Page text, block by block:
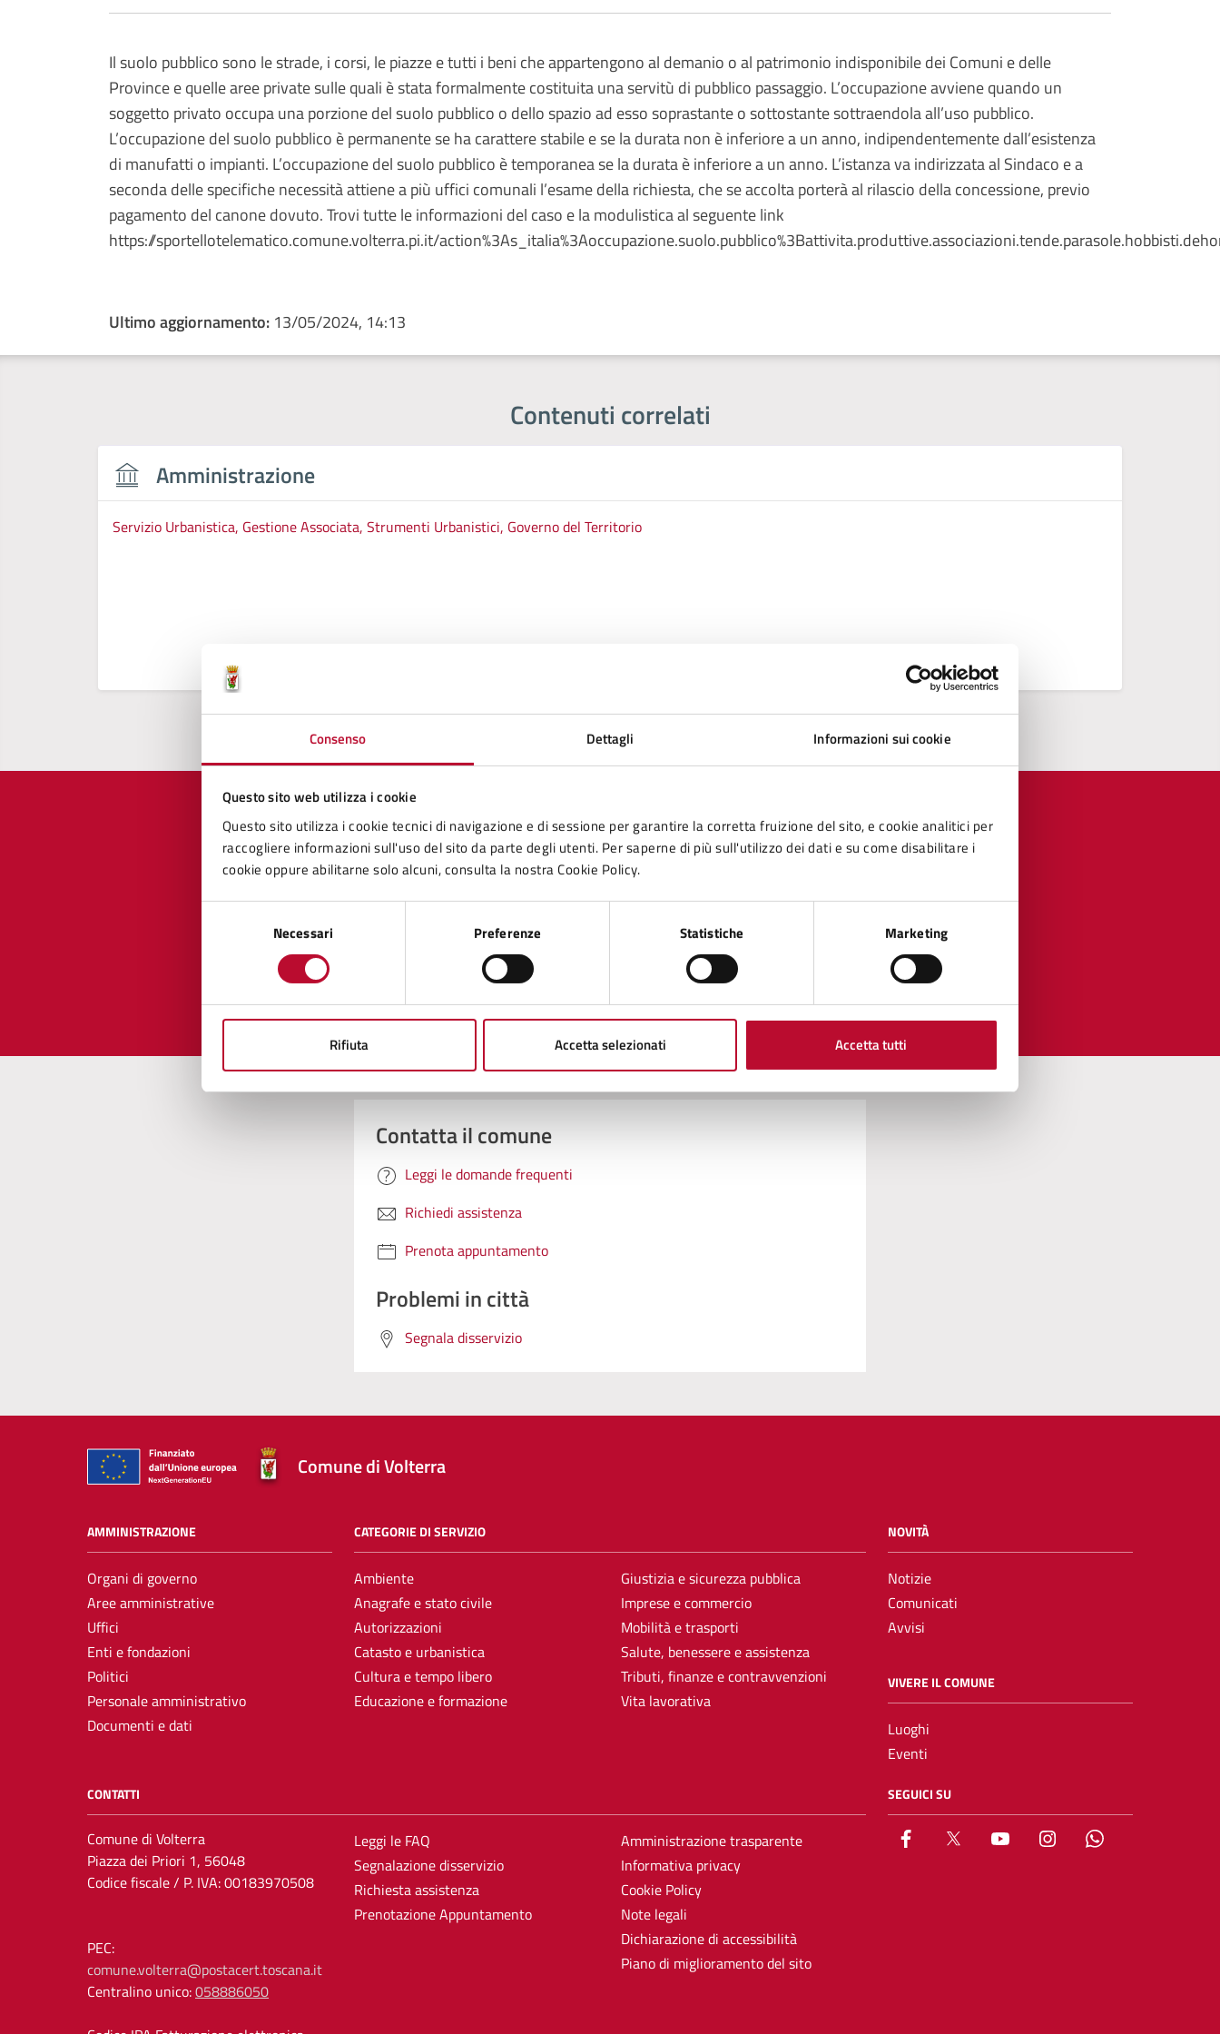
Consenso Dettagli Informazioni sui cookie
Questo sito web utilizza i cookie
Questo sito utilizza i cookie tecnici di navigazione e di sessione per garantire la corretta fruizione del sito, e cookie analitici per
raccogliere informazioni sull'uso del sito da parte degli utenti. Per saperne di più sull'utilizzo dei dati e su come disabilitare i
cookie oppure abilitarne solo alcuni, consulta la nostra Cookie Policy.
Necessari Preferenze Statistiche Marketing
Rifiuta Accetta selezionati Accetta tutti
Il suolo pubblico sono le strade, i corsi, le piazze e tutti i beni che appartengono al demanio o al patrimonio indisponibile dei Comuni e delle
Province e quelle aree private sulle quali è stata formalmente costituita una servitù di pubblico passaggio. L’occupazione avviene quando un
soggetto privato occupa una porzione del suolo pubblico o dello spazio ad esso soprastante o sottostante sottraendola all’uso pubblico.
L’occupazione del suolo pubblico è permanente se ha carattere stabile e se la durata non è inferiore a un anno, indipendentemente dall’esistenza
di manufatti o impianti. L’occupazione del suolo pubblico è temporanea se la durata è inferiore a un anno. L’istanza va indirizzata al Sindaco e a
seconda delle specifiche necessità attiene a più uffici comunali l’esame della richiesta, che se accolta porterà al rilascio della concessione, previo
pagamento del canone dovuto. Trovi tutte le informazioni del caso e la modulistica al seguente link
https://sportellotelematico.comune.volterra.pi.it/
Ultimo aggiornamento: 13/05/2024, 14:13
Contenuti correlati
Amministrazione
Servizio Urbanistica, Gestione Associata, Strumenti Urbanistici, Governo del Territorio
Quanto sono chiare le informazioni su questa
pagina?
Valuta 5 stelle su 5
Valuta 4 stelle su 5
Valuta 3 stelle su 5
Valuta 2 stelle su 5
Valuta 1 stelle su 5
Contatta il comune
Leggi le domande frequenti
Richiedi assistenza
Prenota appuntamento
Problemi in città
Segnala disservizio
Comune di Volterra
AMMINISTRAZIONE
Organi di governo
Aree amministrative
Uffici
Enti e fondazioni
Politici
Personale amministrativo
Documenti e dati
CATEGORIE DI SERVIZIO
Ambiente
Anagrafe e stato civile
Autorizzazioni
Catasto e urbanistica
Cultura e tempo libero
Educazione e formazione
Giustizia e sicurezza pubblica
Imprese e commercio
Mobilità e trasporti
Salute, benessere e assistenza
Tributi, finanze e contravvenzioni
Vita lavorativa
NOVITÀ
Notizie
Comunicati
Avvisi
VIVERE IL COMUNE
Luoghi
Eventi
CONTATTI
Comune di Volterra
Piazza dei Priori 1, 56048
Codice fiscale / P. IVA: 00183970508
PEC:
comune.volterra@postacert.toscana.it
Centralino unico:058886050
Leggi le FAQ
Segnalazione disservizio
Richiesta assistenza
Prenotazione Appuntamento
Amministrazione trasparente
Informativa privacy
Cookie Policy
Note legali
Dichiarazione di accessibilità
Piano di miglioramento del sito
SEGUICI SU
Facebook YouTube Instagram